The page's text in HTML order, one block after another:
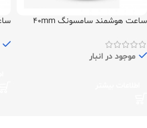
ساعت هوشمند سامسونگ 40mm
موجود در انبار